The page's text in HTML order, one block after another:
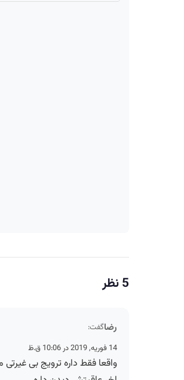
5 نظر
رضاگفت:
14 فوریه, 2019 در 10:06 ق.ظ
واقعا فقط داره ترویج بی غیرتی